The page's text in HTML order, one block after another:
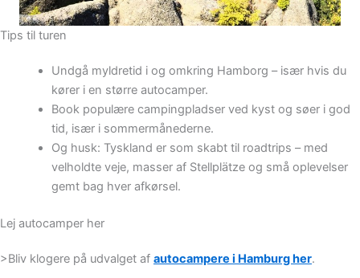
Tips til turen
Undgå myldretid i og omkring Hamborg – især hvis du
kører i en større autocamper.
Book populære campingpladser ved kyst og søer i god
tid, især i sommermånederne.
Og husk: Tyskland er som skabt til roadtrips – med
velholdte veje, masser af Stellplätze og små oplevelser
gemt bag hver afkørsel.
Lej autocamper her
>Bliv klogere på udvalget af autocampere i Hamburg her.